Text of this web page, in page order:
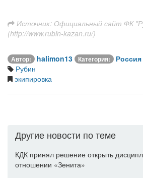
Источник: Официальный сайт ФК
(http://www.rubin-kazan.ru/)
Автор: halimon13 Категория:
Россия
Рубин
экипировка
Другие новости по теме
КДК принял решение открыть
отношении «Зенита»